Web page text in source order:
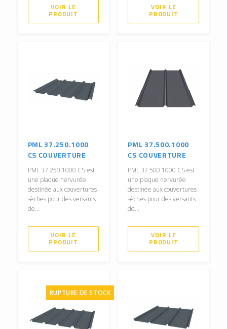
VOIR LE
PRODUIT
VOIR LE
PRODUIT
PML 37.250.1000
CS COUVERTURE
PML 37.250.1000 CS est
une plaque nervurée
destinée aux couvertures
sèches pour des versants
de...
VOIR LE
PRODUIT
PML 37.500.1000
CS COUVERTURE
PML 37.500.1000 CS est
une plaque nervurée
destinée aux couvertures
sèches pour des versants
de...
VOIR LE
PRODUIT
RUPTURE DE STOCK